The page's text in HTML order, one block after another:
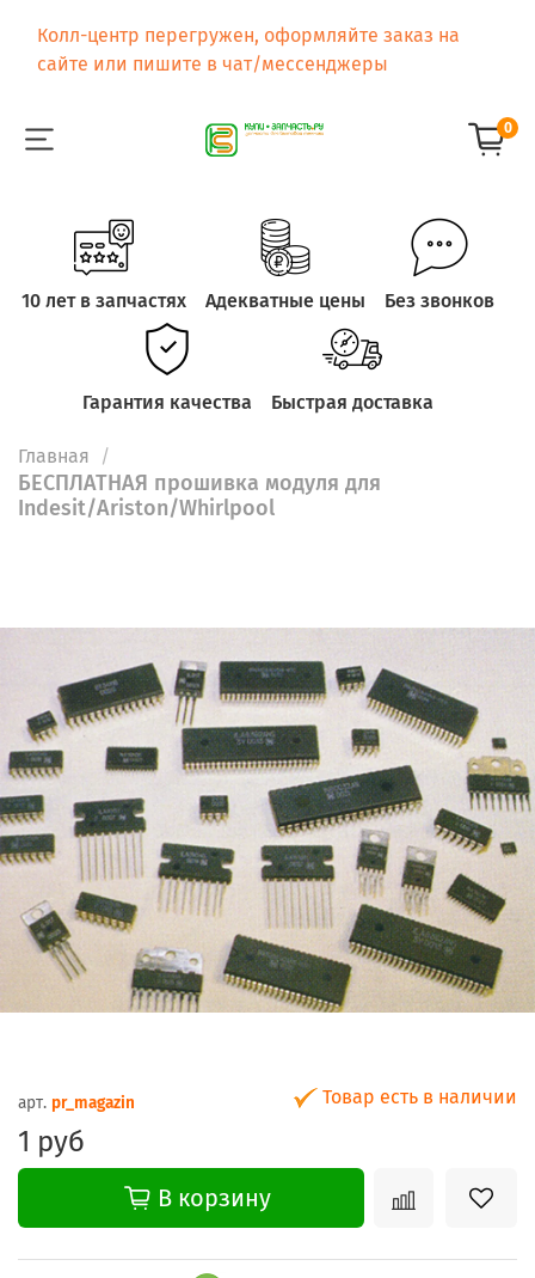
Колл-центр перегружен, оформляйте заказ на
сайте или пишите в чат/мессенджеры
0
10 лет в запчастях Адекватные цены Без звонков
Гарантия качества Быстрая доставка
Главная
БЕСПЛАТНАЯ прошивка модуля для
Indesit/Ariston/Whirlpool
арт. pr_magazin Товар есть в наличии
1 руб
В корзину